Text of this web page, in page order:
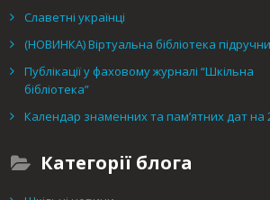
Славетні українці
(НОВИНКА) Віртуальна бібліотека
Публікації у фаховому журналі “Шкільна
бібліотека”
Календар знаменних та пам’ятних дат на
Категорії блога